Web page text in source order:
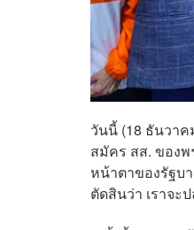
วันนี้ (18 ธันวา
สมัคร สส. ของพ
หน้าตาของรัฐบ
ตัดสินว่า เราจะ